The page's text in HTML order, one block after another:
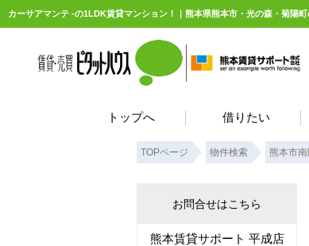
カーサアマンテ -の1LDK賃貸マンション！｜熊本県熊本市・光の森・菊陽
トップへ 借りたい
TOPページ 物件検索 熊本市
お問合せはこちら
熊本賃貸サポート 平成店